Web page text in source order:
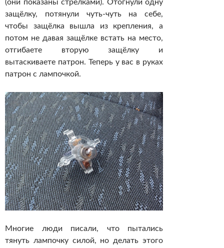
(они показаны стрелками). Отогнули одну
защёлку, потянули чуть-чуть на себе,
чтобы защёлка вышла из крепления, а
потом не давая защёлке встать на место,
отгибаете вторую защёлку и
вытаскиваете патрон. Теперь у вас в руках
патрон с лампочкой.
Многие люди писали, что пытались
тянуть лампочку силой, но делать этого